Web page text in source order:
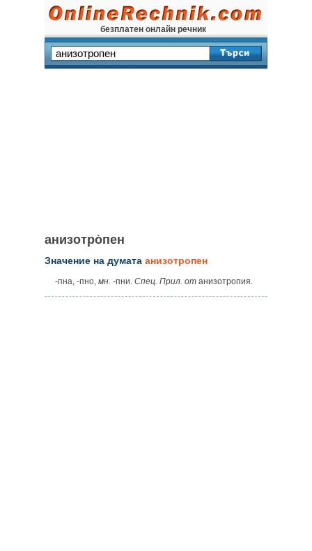
безплатен онлайн речник
анизотро̀пен
Значение на думата анизотропен
‑пна, ‑пно, мн. ‑пни. Спец. Прил. от анизотропия.